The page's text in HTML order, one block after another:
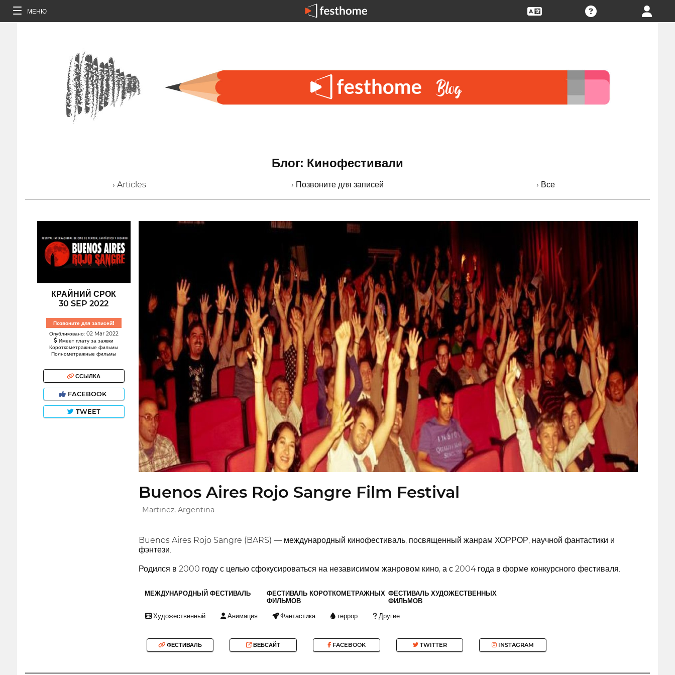
МЕНЮ
Блог: Кинофестивали
› Articles › Позвоните для записей › Все
КРАЙНИЙ СРОК
30 SEP 2022
Позвоните для записей!
Опубликовано: 02 Mar 2022
Имеет плату за заявки
Короткометражные фильмы
Полнометражные фильмы
ССЫЛКА
FACEBOOK
TWEET
Buenos Aires Rojo Sangre Film Festival
Martinez, Argentina
Buenos Aires Rojo Sangre (BARS) — международный кинофестиваль, посвященный жанрам ХОРРОР, научной фантастики и
фэнтези.
Родился в 2000 году с целью сфокусироваться на независимом жанровом кино, а с 2004 года в форме конкурсного фестиваля.
МЕЖДУНАРОДНЫЙ ФЕСТИВАЛЬ
ФЕСТИВАЛЬ КОРОТКОМЕТРАЖНЫХ
ФИЛЬМОВ
ФЕСТИВАЛЬ ХУДОЖЕСТВЕННЫХ
ФИЛЬМОВ
Художественный Анимация Фантастика террор Другие
ФЕСТИВАЛЬ ВЕБСАЙТ FACEBOOK TWITTER INSTAGRAM